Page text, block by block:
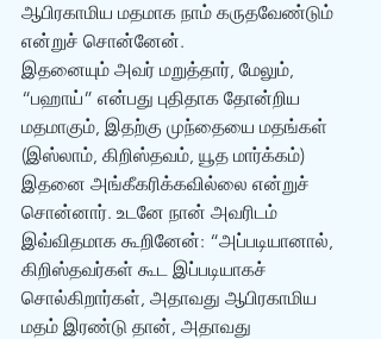
ஆபிரகாமிய மதமாக நாம் கருதவேண்டும்
என்றுச் சொன்னேன்.
இதனையும் அவர் மறுத்தார், மேலும்,
“பஹாய்” என்பது புதிதாக தோன்றிய
மதமாகும், இதற்கு முந்தையை மதங்கள்
(இஸ்லாம், கிறிஸ்தவம், யூத மார்க்கம்)
இதனை அங்கீகரிக்கவில்லை என்றுச்
சொன்னார். உடனே நான் அவரிடம்
இவ்விதமாக கூறினேன்: “அப்படியானால்,
கிறிஸ்தவர்கள் கூட இப்படியாகச்
சொல்கிறார்கள், அதாவது ஆபிரகாமிய
மதம் இரண்டு தான், அதாவது